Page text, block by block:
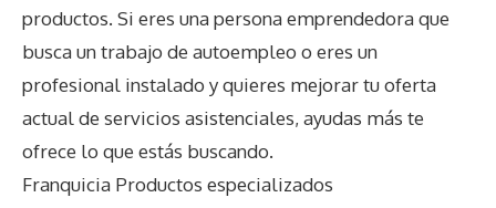
productos. Si eres una persona emprendedora que
busca un trabajo de autoempleo o eres un
profesional instalado y quieres mejorar tu oferta
actual de servicios asistenciales, ayudas más te
ofrece lo que estás buscando.
Franquicia Productos especializados